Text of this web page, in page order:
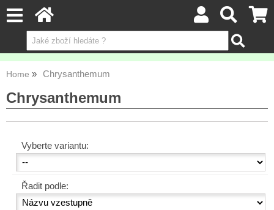
Home Chrysanthemum
Chrysanthemum
Vyberte variantu:
Řadit podle: